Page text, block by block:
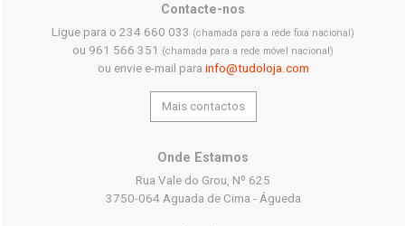
Contacte-nos
Ligue para o 234 660 033 (chamada para a rede fixa nacional)
ou 961 566 351 (chamada para a rede móvel nacional)
ou envie e-mail para info@tudoloja.com
Mais contactos
Onde Estamos
Rua Vale do Grou, Nº 625
3750-064 Aguada de Cima - Águeda